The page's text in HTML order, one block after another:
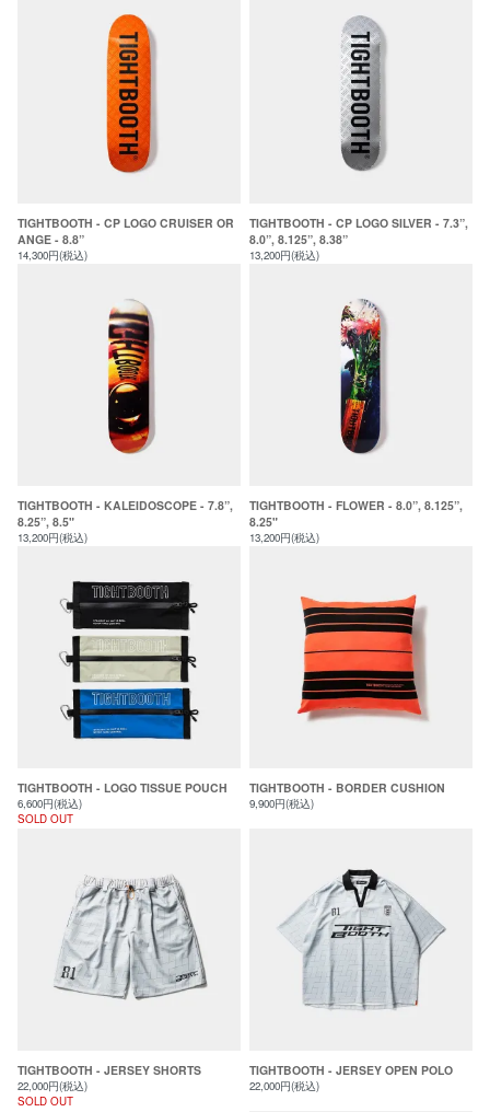
TIGHTBOOTH - CP LOGO CRUISER OR
ANGE - 8.8”
14,300円(税込)
TIGHTBOOTH - CP LOGO SILVER - 7.3”,
8.0”, 8.125”, 8.38”
13,200円(税込)
TIGHTBOOTH - KALEIDOSCOPE - 7.8”,
8.25”, 8.5"
13,200円(税込)
TIGHTBOOTH - FLOWER - 8.0”, 8.125”,
8.25"
13,200円(税込)
TIGHTBOOTH - LOGO TISSUE POUCH
6,600円(税込)
SOLD OUT
TIGHTBOOTH - BORDER CUSHION
9,900円(税込)
TIGHTBOOTH - JERSEY SHORTS
22,000円(税込)
SOLD OUT
TIGHTBOOTH - JERSEY OPEN POLO
22,000円(税込)